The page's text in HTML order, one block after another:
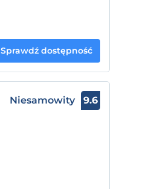
Sprawdź dostępność
Niesamowity 9.6